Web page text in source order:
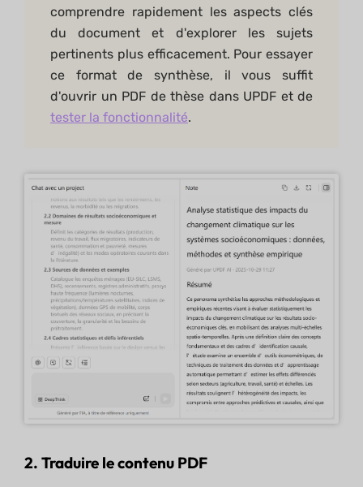
comprendre rapidement les aspects clés
du document et d'explorer les sujets
pertinents plus efficacement. Pour essayer
ce format de synthèse, il vous suffit
d'ouvrir un PDF de thèse dans UPDF et de
tester la fonctionnalité.
2. Traduire le contenu PDF